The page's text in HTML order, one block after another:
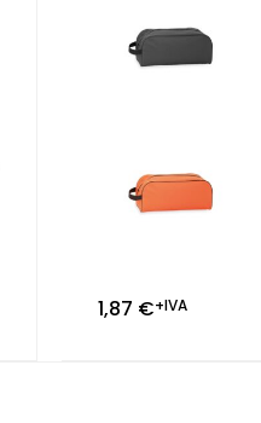
1,87 €+IVA